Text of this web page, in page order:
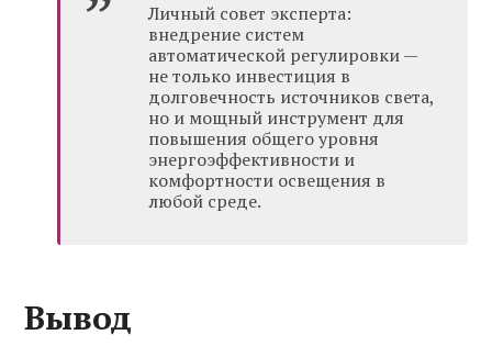
Личный совет эксперта:
внедрение систем
автоматической регулировки —
не только инвестиция в
долговечность источников света,
но и мощный инструмент для
повышения общего уровня
энергоэффективности и
комфортности освещения в
любой среде.
Вывод